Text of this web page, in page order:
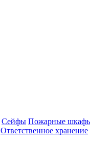
Сейфы Пожарные
Ответственное хранение